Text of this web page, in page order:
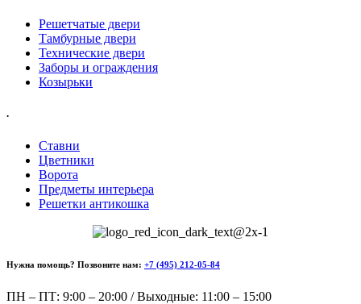
Решетчатые двери
Тамбурные двери
Технические двери
Заборы и ограждения
Козырьки
.
Ставни
Цветники
Ворота
Предметы интерьера
Решетки антикошка
Нужна помощь? Позвоните нам: +7 (495) 212-05-84
ПН – ПТ: 9:00 – 20:00 / Выходные: 11:00 – 15:00